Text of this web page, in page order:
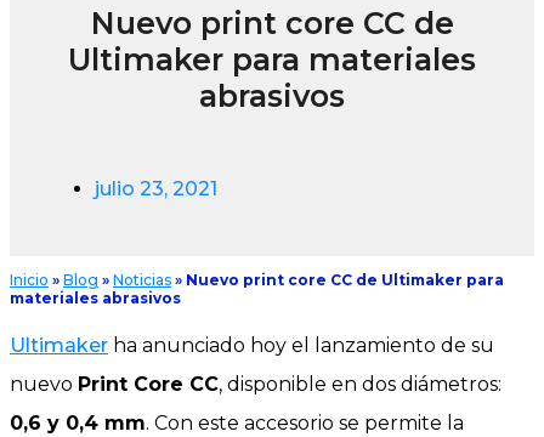
Nuevo print core CC de
Ultimaker para materiales
abrasivos
julio 23, 2021
Inicio » Blog » Noticias » Nuevo print core CC de Ultimaker para
materiales abrasivos
Ultimaker ha anunciado hoy el lanzamiento de su
nuevo Print Core CC, disponible en dos diámetros:
0,6 y 0,4 mm. Con este accesorio se permite la